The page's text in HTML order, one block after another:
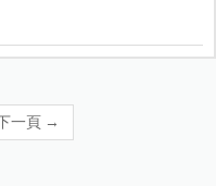
一頁 →